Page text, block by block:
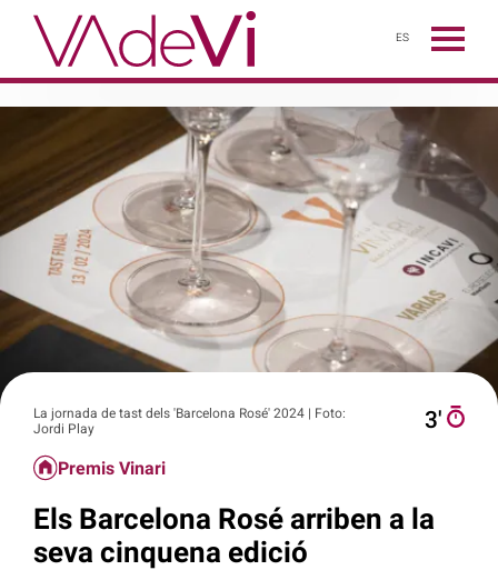
ES
La jornada de tast dels 'Barcelona Rosé' 2024 | Foto:
Jordi Play
3′
Premis Vinari
Els Barcelona Rosé arriben a la
seva cinquena edició